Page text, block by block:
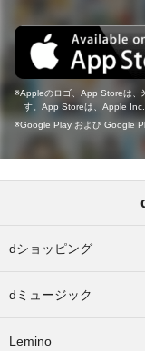
Appleのロゴ、App Storeは、
す。App Storeは、Apple Inc.
Google Play および Google
dショッピング
dミュージック
Lemino